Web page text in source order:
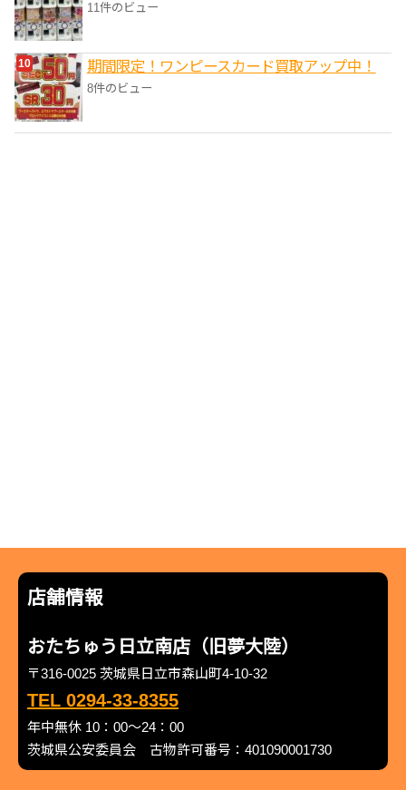
11件のビュー
期間限定！ワンピースカード買取アップ中！
8件のビュー
店舗情報
おたちゅう日立南店（旧夢大陸）
〒316-0025 茨城県日立市森山町4-10-32
TEL 0294-33-8355
年中無休 10：00～24：00
茨城県公安委員会 古物許可番号：401090001730